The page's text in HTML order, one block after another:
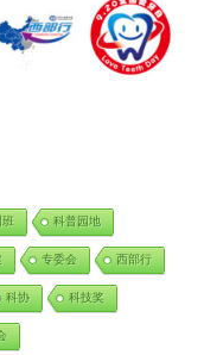
班 科普园地
专委会 西部行
科协 科技奖